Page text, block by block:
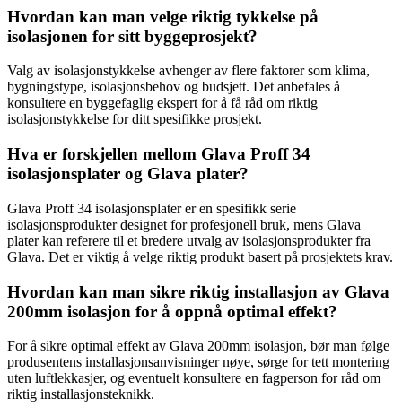
Hvordan kan man velge riktig tykkelse på
isolasjonen for sitt byggeprosjekt?
Valg av isolasjonstykkelse avhenger av flere faktorer som klima,
bygningstype, isolasjonsbehov og budsjett. Det anbefales å
konsultere en byggefaglig ekspert for å få råd om riktig
isolasjonstykkelse for ditt spesifikke prosjekt.
Hva er forskjellen mellom Glava Proff 34
isolasjonsplater og Glava plater?
Glava Proff 34 isolasjonsplater er en spesifikk serie
isolasjonsprodukter designet for profesjonell bruk, mens Glava
plater kan referere til et bredere utvalg av isolasjonsprodukter fra
Glava. Det er viktig å velge riktig produkt basert på prosjektets krav.
Hvordan kan man sikre riktig installasjon av Glava
200mm isolasjon for å oppnå optimal effekt?
For å sikre optimal effekt av Glava 200mm isolasjon, bør man følge
produsentens installasjonsanvisninger nøye, sørge for tett montering
uten luftlekkasjer, og eventuelt konsultere en fagperson for råd om
riktig installasjonsteknikk.